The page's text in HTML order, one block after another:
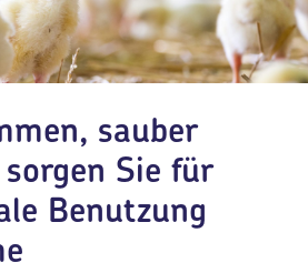
sauber
Sie für
Benutzung